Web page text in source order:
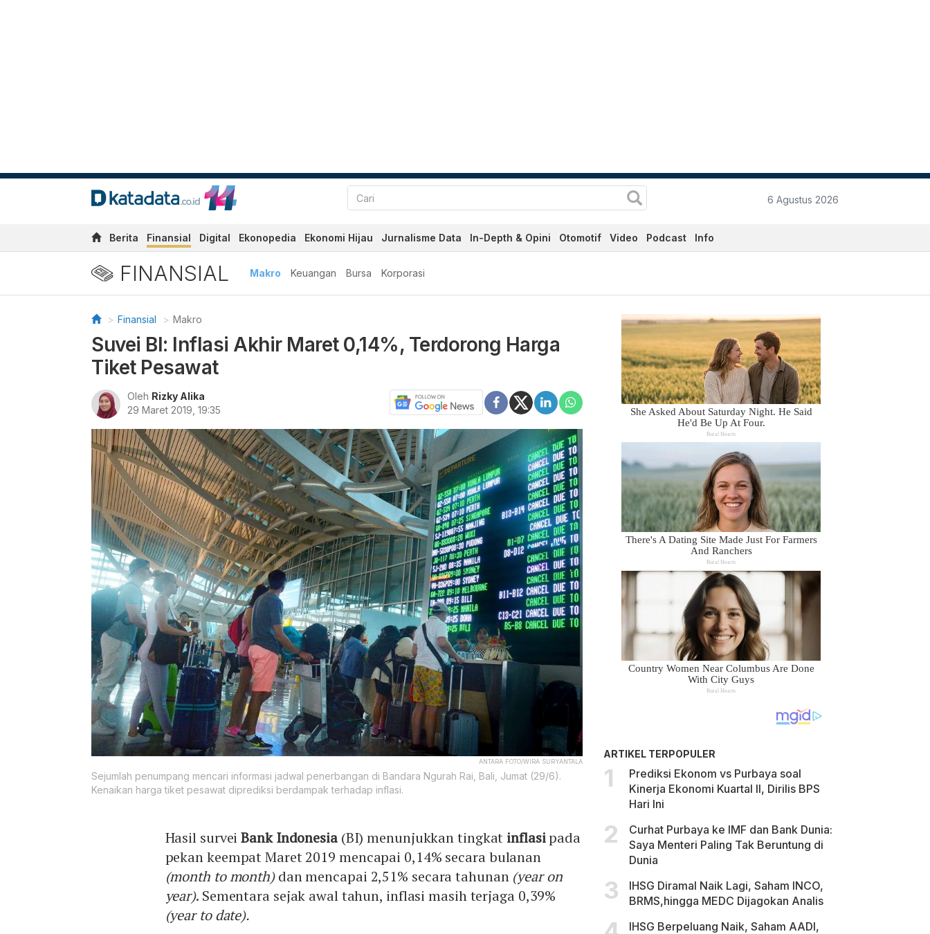
6 Agustus 2026
Berita Finansial Digital Ekonopedia Ekonomi Hijau Jurnalisme Data In-Depth & Opini Otomotif Video Podcast Info
FINANSIAL Makro Keuangan Bursa Korporasi
Finansial Makro
Suvei BI: Inflasi Akhir Maret 0,14%, Terdorong Harga
Tiket Pesawat
Oleh Rizky Alika
29 Maret 2019, 19:35
ANTARA FOTO/WIRA SURYANTALA
Sejumlah penumpang mencari informasi jadwal penerbangan di Bandara Ngurah Rai, Bali, Jumat (29/6).
Kenaikan harga tiket pesawat diprediksi berdampak terhadap inflasi.
Hasil surveiBank Indonesia(BI) menunjukkan tingkat inflasipada
pekan keempat Maret 2019 mencapai 0,14% secara bulanan
(month to month)dan mencapai 2,51% secara tahunan (year on
year). Sementara sejak awal tahun, inflasi masih terjaga 0,39%
(year to date).
ARTIKEL TERPOPULER
Prediksi Ekonom vs Purbaya soal
Kinerja Ekonomi Kuartal II, Dirilis BPS
Hari Ini
Curhat Purbaya ke IMF dan Bank Dunia:
Saya Menteri Paling Tak Beruntung di
Dunia
IHSG Diramal Naik Lagi, Saham INCO,
BRMS,hingga MEDC Dijagokan Analis
IHSG Berpeluang Naik, Saham AADI,